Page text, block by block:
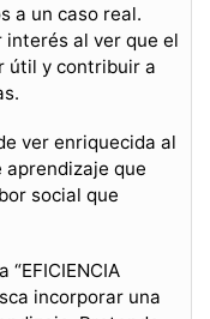
a un caso real.
interés al ver que el
útil y contribuir a
ver enriquecida al
aprendizaje que
social que
incorporar una